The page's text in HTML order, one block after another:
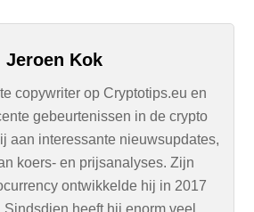
Jeroen Kok
copywriter op Cryptotips.eu en
gebeurtenissen in de crypto
aan interessante nieuwsupdates,
koers- en prijsanalyses. Zijn
ontwikkelde hij in 2017
heeft hij enorm veel